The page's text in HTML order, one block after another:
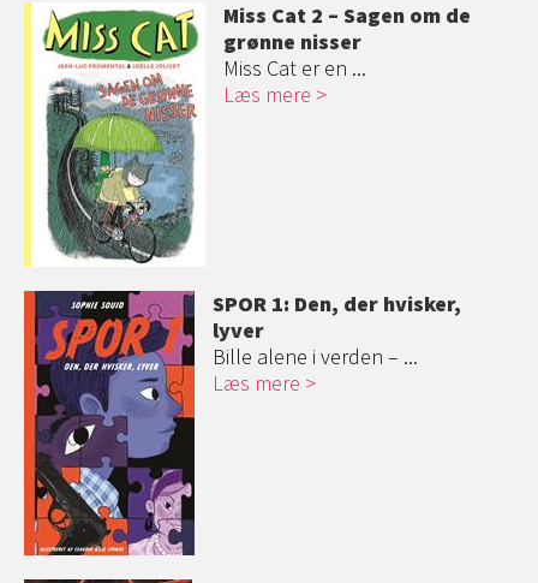
Miss Cat 2 – Sagen om de
grønne nisser
Miss Cat er en ...
Læs mere
SPOR 1: Den, der hvisker,
lyver
Bille alene i verden – ...
Læs mere